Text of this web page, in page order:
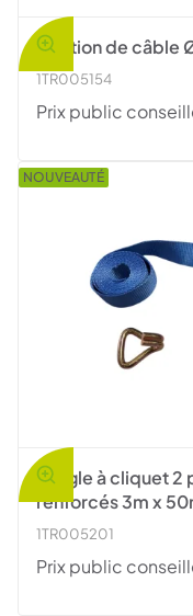
Fixation de câble
1TR005154
Prix public
Sangle à cliquet
renforcés 3m x
1TR005201
Prix public
NOUVEAUTÉ